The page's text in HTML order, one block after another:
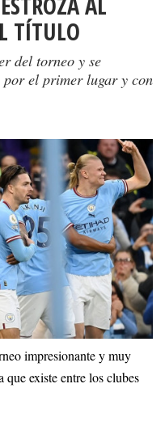
TÍTULO
del torneo y se
el primer lugar y con
impresionante y muy
que existe entre los clubes